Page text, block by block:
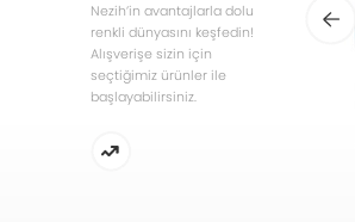
Nezih’in avantajlarla dolu
renkli dünyasını keşfedin!
Alışverişe sizin için
seçtiğimiz ürünler ile
başlayabilirsiniz.